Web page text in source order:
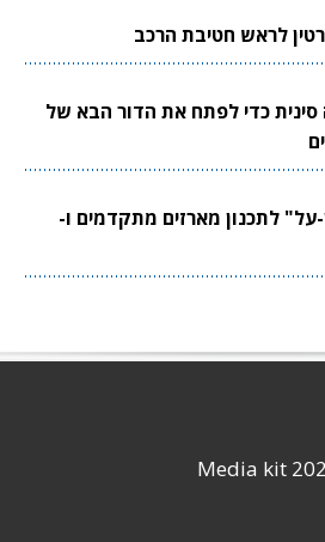
לראש חטיבת הרכב
כדי לפתח את הדור הבא של
על" לתכנון מארזים מתקדמים ו-
Media kit